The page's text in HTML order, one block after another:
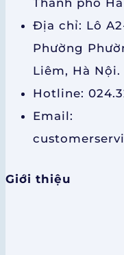
Thành phố
Địa chỉ: Lô
Phường
Liêm, Hà Nội.
Hotline:
Email:
Giới thiệu